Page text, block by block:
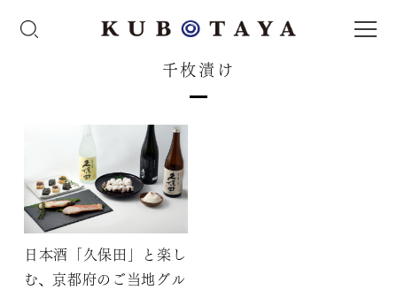
千枚漬け
日本酒「久保田」と楽し
む、京都府のご当地グル